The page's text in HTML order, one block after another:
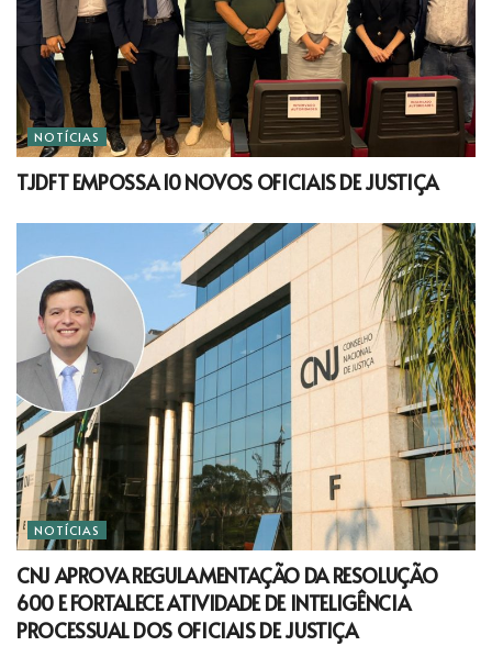
NOTÍCIAS
TJDFT EMPOSSA 10 NOVOS OFICIAIS DE JUSTIÇA
NOTÍCIAS
CNJ APROVA REGULAMENTAÇÃO DA RESOLUÇÃO
600 E FORTALECE ATIVIDADE DE INTELIGÊNCIA
PROCESSUAL DOS OFICIAIS DE JUSTIÇA